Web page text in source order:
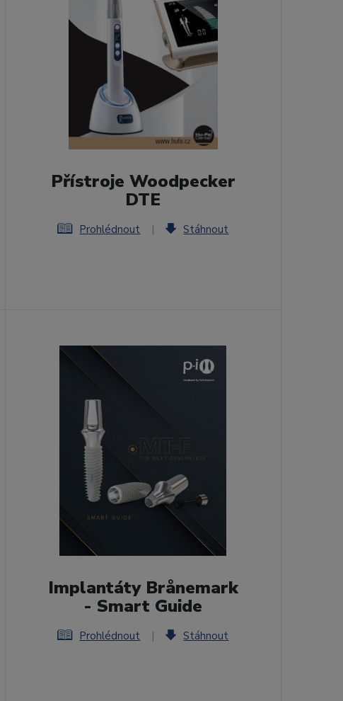
Přístroje Woodpecker
DTE
Prohlédnout | Stáhnout
Implantáty Brånemark
- Smart Guide
Prohlédnout | Stáhnout